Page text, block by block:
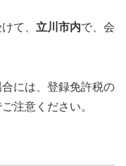
て、 立川市内で、会
には、登録免許税の
注意ください。